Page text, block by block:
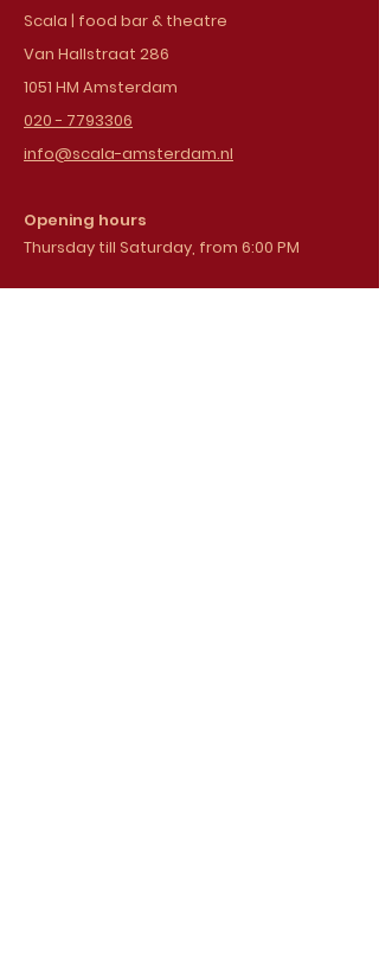
Scala | food bar & theatre
Van Hallstraat 286
1051 HM Amsterdam
020 - 7793306
info@scala-amsterdam.nl
Opening hours
Thursday till Saturday, from 6:00 PM